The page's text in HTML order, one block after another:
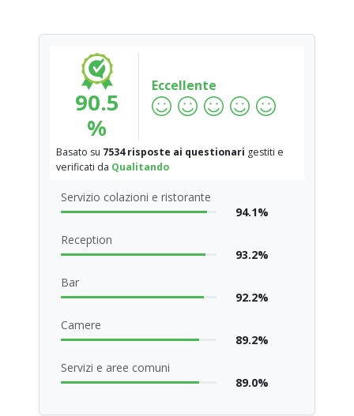
90.5
%
Eccellente
Basato su 7534 risposte ai questionari gestiti e
verificati da Qualitando
Servizio colazioni e ristorante
94.1%
Reception
93.2%
Bar
92.2%
Camere
89.2%
Servizi e aree comuni
89.0%